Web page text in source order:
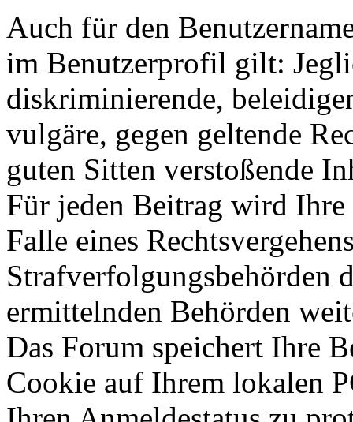
Auch für den
im Benutzerprofil gilt:
diskriminierende,
vulgäre, gegen geltende
guten Sitten verstoßende
Für jeden Beitrag wird
Falle eines
Strafverfolgungsbehörden
ermittelnden Behörden
Das Forum speichert Ihre
Cookie auf Ihrem lokalen